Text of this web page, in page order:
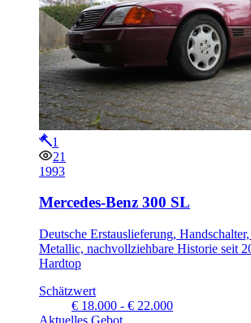
1
21
1993
Mercedes-Benz 300 SL
Deutsche Erstauslieferung,
Metallic, nachvollziehbare Historie seit
Hardtop
Schätzwert
€ 18.000 - € 22.000